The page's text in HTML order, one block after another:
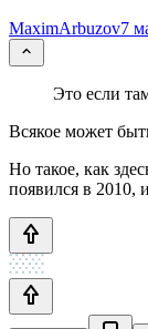
MaximArbuzov7
Это если
Всякое может
Но такое, как
появился в 2010,